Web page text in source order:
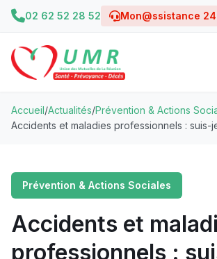
02 62 52 28 52 Mon@ssistance
Accueil/Actualités/Prévention & Actions
Accidents et maladies professionnels : suis-
Prévention & Actions Sociales
Accidents et
professionnels :